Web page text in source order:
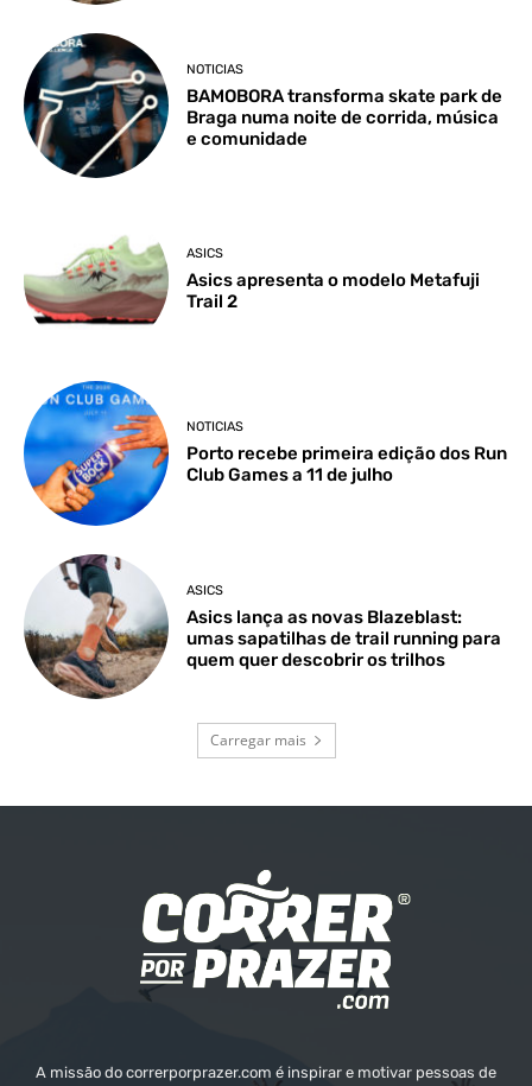
NOTICIAS
BAMOBORA transforma skate park de
Braga numa noite de corrida, música
e comunidade
ASICS
Asics apresenta o modelo Metafuji
Trail 2
NOTICIAS
Porto recebe primeira edição dos Run
Club Games a 11 de julho
ASICS
Asics lança as novas Blazeblast:
umas sapatilhas de trail running para
quem quer descobrir os trilhos
Carregar mais
A missão do correrporprazer.com é inspirar e motivar pessoas de